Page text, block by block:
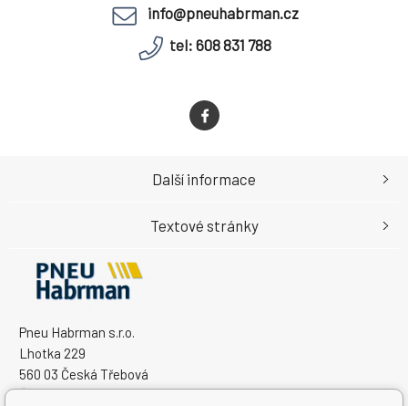
info@pneuhabrman.cz
tel: 608 831 788
Pneu Habrman s.r.o.
Lhotka 229
560 03 Česká Třebová
Česká Republika
Další informace
Textové stránky